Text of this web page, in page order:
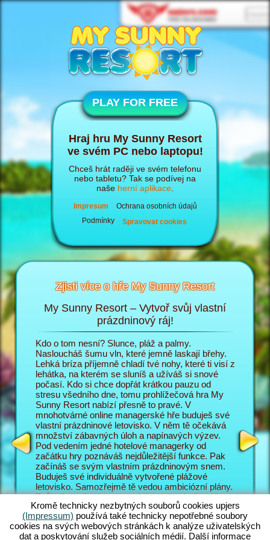
PLAY FOR FREE
Hraj hru My Sunny Resort
ve svém PC nebo laptopu!
Chceš hrát raději ve svém telefonu
nebo tabletu? Tak se podívej na
naše herní aplikace
Impresum
Ochrana osobních údajů
Podmínky
Spravovat cookies
Zjisti více o hře My Sunny Resort
My Sunny Resort – Vytvoř svůj vlastní
prázdninový ráj!
Kdo o tom nesní? Slunce, pláž a palmy.
Nasloucháš šumu vln, které jemně laskají břehy.
Lehká bríza příjemně chladí tvé nohy, které ti visí z
lehátka, na kterém se sluníš a užíváš si snové
počasí. Kdo si chce dopřát krátkou pauzu od
stresu všedního dne, tomu prohlížečová hra My
Sunny Resort nabízí přesně to pravé. V
mnohotvárné online managerské hře buduješ své
vlastní prázdninové letovisko. V něm tě očekává
množství zábavných úloh a napínavých výzev.
Pod vedením jedné hotelové managerky od
začátku hry poznáváš nejdůležitější funkce. Pak
začínáš se svým vlastním prázdninovým snem.
Buduješ své individuálně vytvořené plážové
letovisko. Samozřejmě tě vedou ambiciózní plány.
Tvůj cíl v online managerském dobrodružství je co
nejlépe obsloužit tvé hosty a vybudovat ze svého
letoviska světoznámé 5 hvězdičkové zařízení. K
tomu máš pochopitelně k dispozici nesčetné
funkce a možnosti. Čím dál se v této plážové hře
V
do role
hosty
Sunny
jsou
také s
vyplácí
pozadí
úlohy,
Skvělé
Jak své
Kromě technicky nezbytných souborů cookies upjers
(Impressum) používá také technicky nepotřebné soubory
cookies na svých webových stránkách k analýze uživatelských
dat a poskytování služeb sociálních médií. Další informace